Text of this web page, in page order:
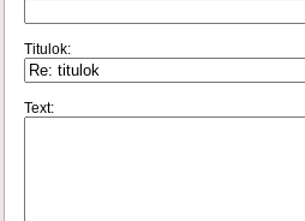
Titulok:
Text: